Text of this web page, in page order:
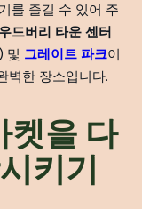
를 즐길 수 있어 주
우드버리 타운 센터
및 그레이트 파크이
벽한 장소입니다.
켓을 다
키기